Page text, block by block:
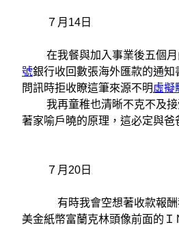
７月14日
在我餐與加入事業後五個月
號銀行收回數張海外匯款的通
問訊時拒收瞭這筆來源不明虛擬
我再童稚也清晰不克不及接
著家喻戶曉的原理，這必定與爸
７月20日
有時我會空想著收款報酬
美金紙幣富蘭克林頭像前面